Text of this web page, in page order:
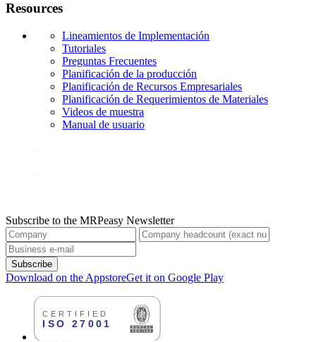
Resources
Lineamientos de Implementación
Tutoriales
Preguntas Frecuentes
Planificación de la producción
Planificación de Recursos Empresariales
Planificación de Requerimientos de Materiales
Videos de muestra
Manual de usuario
Subscribe to the MRPeasy Newsletter
Subscribe
Download on the AppstoreGet it on Google Play